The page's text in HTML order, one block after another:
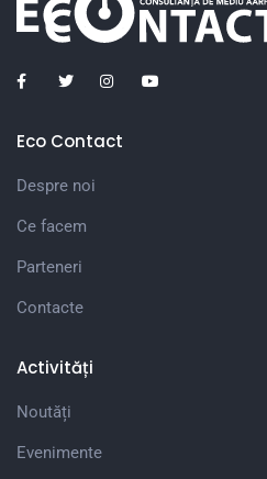
Eco Contact
Despre noi
Ce facem
Parteneri
Contacte
Activități
Noutăți
Evenimente